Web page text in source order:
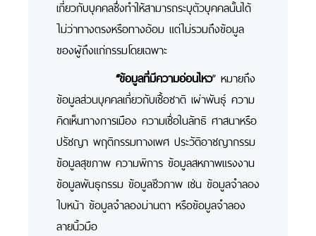
เกี่ยวกับบุคคลซึ่งทำให้สามารถระบุตัวบุคคลนั้นได้
ไม่ว่าทางตรงหรือทางอ้อม แต่ไม่รวมถึงข้อมูล
ของผู้ถึงแก่กรรมโดยเฉพาะ
“ข้อมูลที่มีความอ่อนไหว” หมายถึง
ข้อมูลส่วนบุคคลเกี่ยวกับเชื้อชาติ เผ่าพันธุ์ ความ
คิดเห็นทางการเมือง ความเชื่อในลัทธิ ศาสนาหรือ
ปรัชญา พฤติกรรมทางเพศ ประวัติอาชญากรรม
ข้อมูลสุขภาพ ความพิการ ข้อมูลสหภาพแรงงาน
ข้อมูลพันธุกรรม ข้อมูลชีวภาพ เช่น ข้อมูลจำลอง
ใบหน้า ข้อมูลจำลองม่านตา หรือข้อมูลจำลอง
ลายนิ้วมือ